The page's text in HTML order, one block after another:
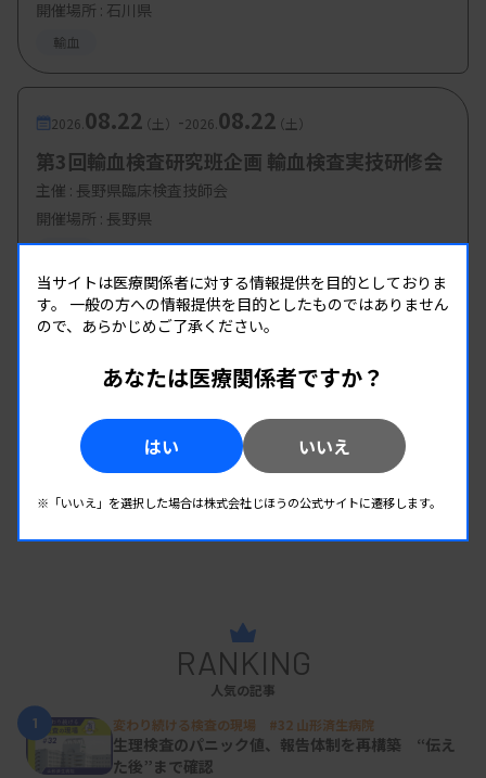
開催場所 : 石川県
輸血
2026. 08.22（土） -2026. 08.22（土）
第3回輸血検査研究班企画 輸血検査実技研修会
主催 : 長野県臨床検査技師会
開催場所 : 長野県
輸血
RANKING
人気の記事
1
変わり続ける検査の現場 #32 山形済生病院
生理検査のパニック値、報告体制を再構築 “伝え
た後”まで確認
当サイトは医療関係者に対する情報提供を目的としておりま
す。 一般の方への情報提供を目的としたものではありません
ので、あらかじめご了承ください。
あなたは医療関係者ですか？
はい いいえ
※「いいえ」を選択した場合は株式会社じほうの公式サイトに遷移します。